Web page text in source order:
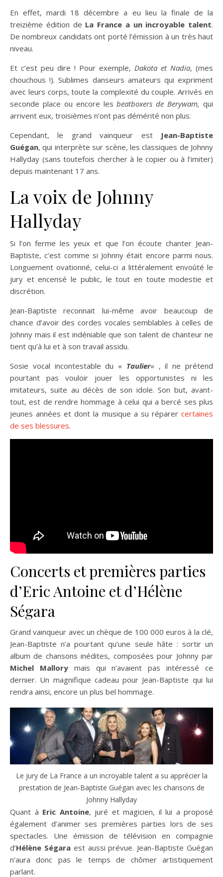
En effet, mardi 18 décembre a eu lieu la finale de la
treizième édition de La France a un incroyable talent.
De nombreux candidats ont porté l’émission à un très haut
niveau.
Et c’est peu dire ! Pour exemple, Dakota et Nadia, (mes
chouchous !). Sublimes danseurs amateurs qui expriment
avec leurs corps, toute la complexité du couple. Arrivés en
seconde place ou encore lesbeatboxers de Berywam, qui
arrivent eux, troisièmes n’ont pas démérité non plus.
Cependant, le grand vainqueur est Jean-Baptiste
Guégan, qui interprète sur scène, les classiques de Johnny
Hallyday (sans toutefois chercher à le copier ou à l’imiter)
depuis maintenant 17 ans.
La voix de Johnny
Hallyday
Si l’on ferme les yeux et que l’on écoute chanter Jean-
Baptiste, c’est comme si Johnny était encore parmi nous.
Longuement ovationné, celui-ci a littéralement envoûté le
jury et encensé le public, le tout en toute modestie et
discrétion.
Jean-Baptiste reconnait lui-même avoir beaucoup de
chance d’avoir des cordes vocales semblables à celles de
Johnny mais il est indéniable que son talent de chanteur ne
tient qu’à lui et à son travail assidu.
Sosie vocal incontestable du « Taulier« , il ne prétend
pourtant pas vouloir jouer les opportunistes ni les
imitateurs, suite au décès de son idole. Son but, avant-
tout, est de rendre hommage à celui qui a bercé ses plus
jeunes années et dont la musique a su réparer certaines
de ses blessures.
Concerts et premières parties
d’Eric Antoine et d’Hélène
Ségara
Grand vainqueur avec un chèque de 100 000 euros à la clé,
Jean-Baptiste n’a pourtant qu’une seule hâte : sortir un
album de chansons inédites, composées pour Johnny par
Michel Mallorymais qui n’avaient pas intéressé ce
dernier. Un magnifique cadeau pour Jean-Baptiste qui lui
rendra ainsi, encore un plus bel hommage.
Le jury de La France a un incroyable talent a su apprécier la
prestation de Jean-Baptiste Guégan avec les chansons de
Johnny Hallyday
Quant à Eric Antoine, juré et magicien, il lui a proposé
également d’animer ses premières parties lors de ses
spectacles. Une émission de télévision en compagnie
d’Hélène Ségaraest aussi prévue. Jean-Baptiste Guégan
n’aura donc pas le temps de chômer artistiquement
parlant.